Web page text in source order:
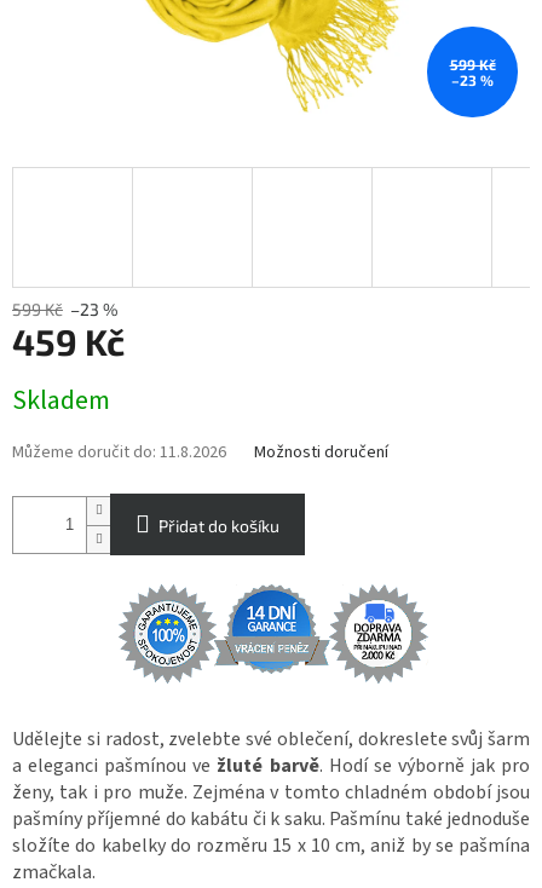
599 Kč
–23 %
599 Kč –23 %
459 Kč
cena:
Skladem
Můžeme doručit do: 11.8.2026 Možnosti doručení
Přidat do košíku
Udělejte si radost, zvelebte své oblečení, dokreslete svůj šarm
a eleganci pašmínou ve žluté barvě. Hodí se výborně jak pro
ženy, tak i pro muže. Zejména v tomto chladném období jsou
pašmíny příjemné do kabátu či k saku. Pašmínu také jednoduše
složíte do kabelky do rozměru 15 x 10 cm, aniž by se pašmína
zmačkala.